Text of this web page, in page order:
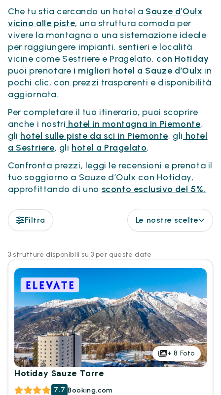
Che tu stia cercando un hotel a Sauze d’Oulx
vicino alle piste, una struttura comoda per
vivere la montagna o una sistemazione ideale
per raggiungere impianti, sentieri e località
vicine come Sestriere e Pragelato, con Hotiday
puoi prenotare i migliori hotel a Sauze d’Oulx in
pochi clic, con prezzi trasparenti e disponibilità
aggiornata.
Per completare il tuo itinerario, puoi scoprire
anche i nostri hotel in montagna in Piemonte,
gli hotel sulle piste da sci in Piemonte, gli hotel
a Sestriere, gli hotel a Pragelato.
Confronta prezzi, leggi le recensioni e prenota il
tuo soggiorno a Sauze d’Oulx con Hotiday,
approfittando di uno sconto esclusivo del 5%.
Filtra Le nostre scelte
3 strutture disponibili su 3 per queste date
+8 Foto
Hotiday Sauze Torre
7.7 Booking.com